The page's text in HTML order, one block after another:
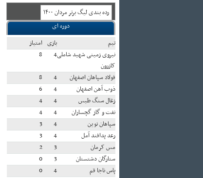
رده بندی ليگ برتر مردان ۱۴۰۰
دوره ای
تيم
بازی امتياز
نیروی زمینی شهید شاملی
کازرون
4
8
فولاد سپاهان اصفهان 4
8
ذوب آهن اصفهان
4
6
زغال سنگ طبس
4
4
نفت و گاز گچساران
4
4
سپاهان نوین
4
3
رعد پدافند آمل
4
3
مس کرمان
3
2
ستارگان دشتستان
3
0
پاس ناجا قم
4
0